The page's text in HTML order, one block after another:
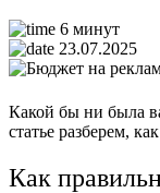
6 минут
23.07.2025
Какой бы ни была
статье разберем,
Как